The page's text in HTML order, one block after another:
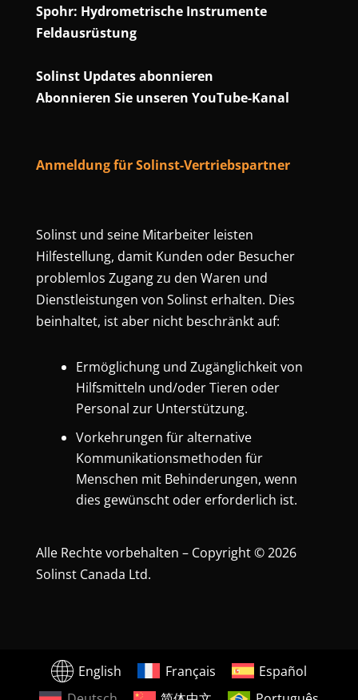
Spohr: Hydrometrische Instrumente
Feldausrüstung
Solinst Updates abonnieren
Abonnieren Sie unseren YouTube-Kanal
Anmeldung für Solinst-Vertriebspartner
Solinst und seine Mitarbeiter leisten
Hilfestellung, damit Kunden oder Besucher
problemlos Zugang zu den Waren und
Dienstleistungen von Solinst erhalten. Dies
beinhaltet, ist aber nicht beschränkt auf:
Ermöglichung und Zugänglichkeit von
Hilfsmitteln und/oder Tieren oder
Personal zur Unterstützung.
Vorkehrungen für alternative
Kommunikationsmethoden für
Menschen mit Behinderungen, wenn
dies gewünscht oder erforderlich ist.
Alle Rechte vorbehalten – Copyright © 2026
Solinst Canada Ltd.
English Français
Español